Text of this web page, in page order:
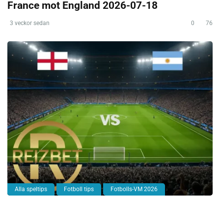
France mot England 2026-07-18
3 veckor sedan 0 76
Alla speltips Fotboll tips Fotbolls-VM 2026